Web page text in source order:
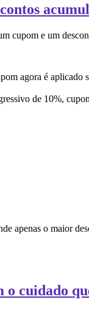
quando um
agora é
de 10%,
R$
90 = R$
apenas o maior
o cuidado